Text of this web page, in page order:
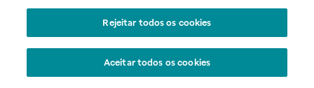
Rejeitar todos os cookies
Aceitar todos os cookies